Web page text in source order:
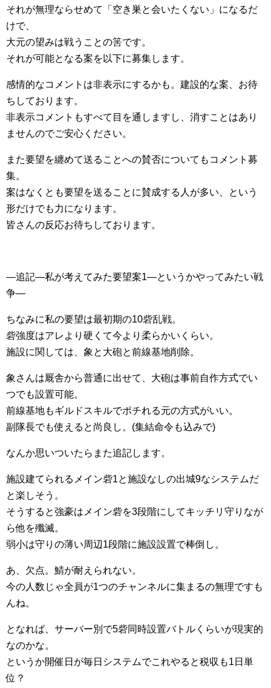
それが無理ならせめて「空き巣と会いたくない」になるだ
けで、
大元の望みは戦うことの筈です。
それが可能となる案を以下に募集します。
感情的なコメントは非表示にするかも。建設的な案、お待
ちしております。
非表示コメントもすべて目を通しますし、消すことはあり
ませんのでご安心ください。
また要望を纏めて送ることへの賛否についてもコメント募
集。
案はなくとも要望を送ることに賛成する人が多い、という
形だけでも力になります。
皆さんの反応お待ちしております。
—追記—私が考えてみた要望案1—というかやってみたい戦
争—
ちなみに私の要望は最初期の10砦乱戦。
砦強度はアレより硬くて今より柔らかいくらい。
施設に関しては、象と大砲と前線基地削除。
象さんは厩舎から普通に出せて、大砲は事前自作方式でい
つでも設置可能。
前線基地もギルドスキルでポチれる元の方式がいい。
副隊長でも使えると尚良し。(集結命令も込みで)
なんか思いついたらまた追記します。
施設建てられるメイン砦1と施設なしの出城9なシステムだ
と楽しそう。
そうすると強豪はメイン砦を3段階にしてキッチリ守りなが
ら他を殲滅。
弱小は守りの薄い周辺1段階に施設設置で棒倒し。
あ、欠点。鯖が耐えられない。
今の人数じゃ全員が1つのチャンネルに集まるの無理ですも
んね。
となれば、サーバー別で5砦同時設置バトルくらいが現実的
なのかな。
というか開催日が毎日システムでこれやると税収も1日単
位？